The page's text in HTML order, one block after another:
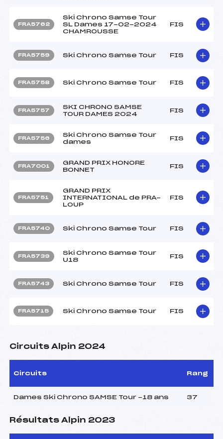
FRA5762
Ski Chrono Samse Tour
SL Dames 17-02-2024
CHAMROUSSE
FIS
FRA5759 Ski Chrono Samse Tour FIS
FRA5758 Ski Chrono Samse Tour FIS
FRA5757
SKI CHRONO SAMSE
TOUR DAMES 2024
FIS
FRA5756
Ski Chrono Samse Tour
dames
FIS
FRA7001
GRAND PRIX HONORE
BONNET
FIS
FRA5751
GRAND PRIX
INTERNATIONAL de PRA-
LOUP
FIS
FRA5740 Ski Chrono Samse Tour FIS
FRA5739
Ski Chrono Samse Tour
U18
FIS
FRA5743 Ski Chrono Samse Tour FIS
FRA5715 Ski Chrono Samse Tour FIS
Circuits Alpin 2024
Circuits Rang
Dames Ski Chrono SAMSE Tour -18 ans 37
Résultats Alpin 2023